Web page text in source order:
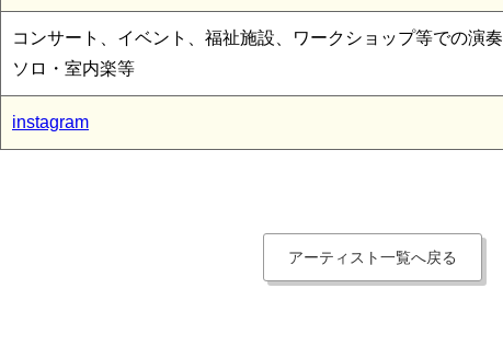
コンサート、イベント、福祉施設、ワークショップ等での演奏
ソロ・室内楽等
instagram
アーティスト一覧へ戻る